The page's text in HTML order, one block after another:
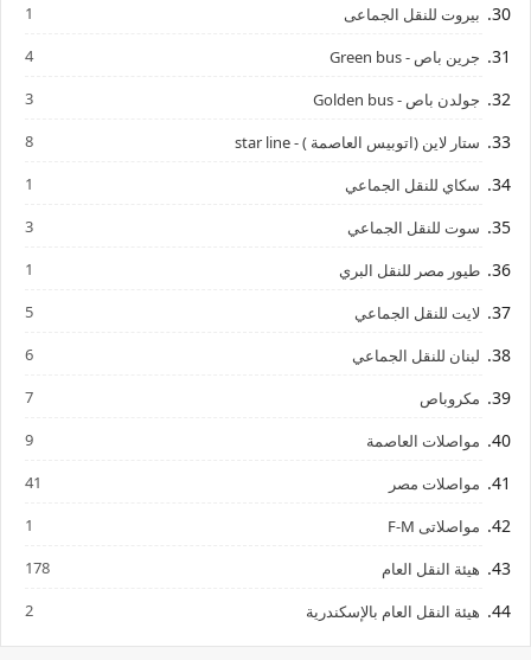
بيروت للنقل الجماعى 1
جرين باص - Green bus 4
جولدن باص - Golden bus 3
ستار لاين (اتوبيس العاصمة ) - star line 8
سكاي للنقل الجماعي 1
سوت للنقل الجماعي 3
طيور مصر للنقل البري 1
لايت للنقل الجماعي 5
لبنان للنقل الجماعي 6
مكروباص 7
مواصلات العاصمة 9
مواصلات مصر 41
مواصلاتى F-M 1
هيئة النقل العام 178
هيئة النقل العام بالإسكندرية 2